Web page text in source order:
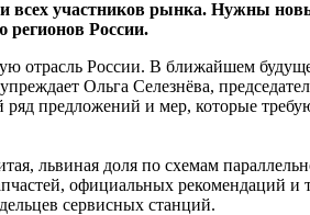
всех участников рынка. Нужны
регионов России.
отрасль России. В ближайшем
Ольга Селезнёва,
предложений и мер, которые
львиная доля по схемам
официальных рекомендаций
сервисных станций.